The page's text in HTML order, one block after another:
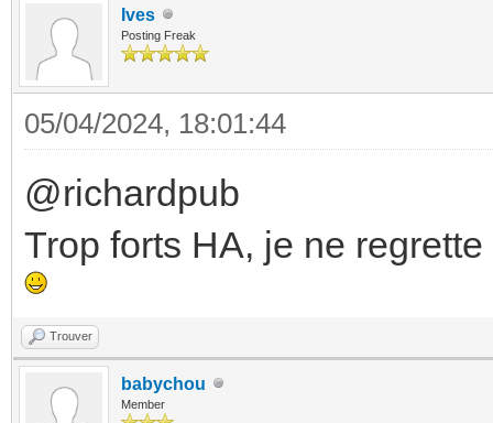
Ives
Posting Freak
05/04/2024, 18:01:44
@richardpub
Trop forts HA, je ne
Trouver
babychou
Member